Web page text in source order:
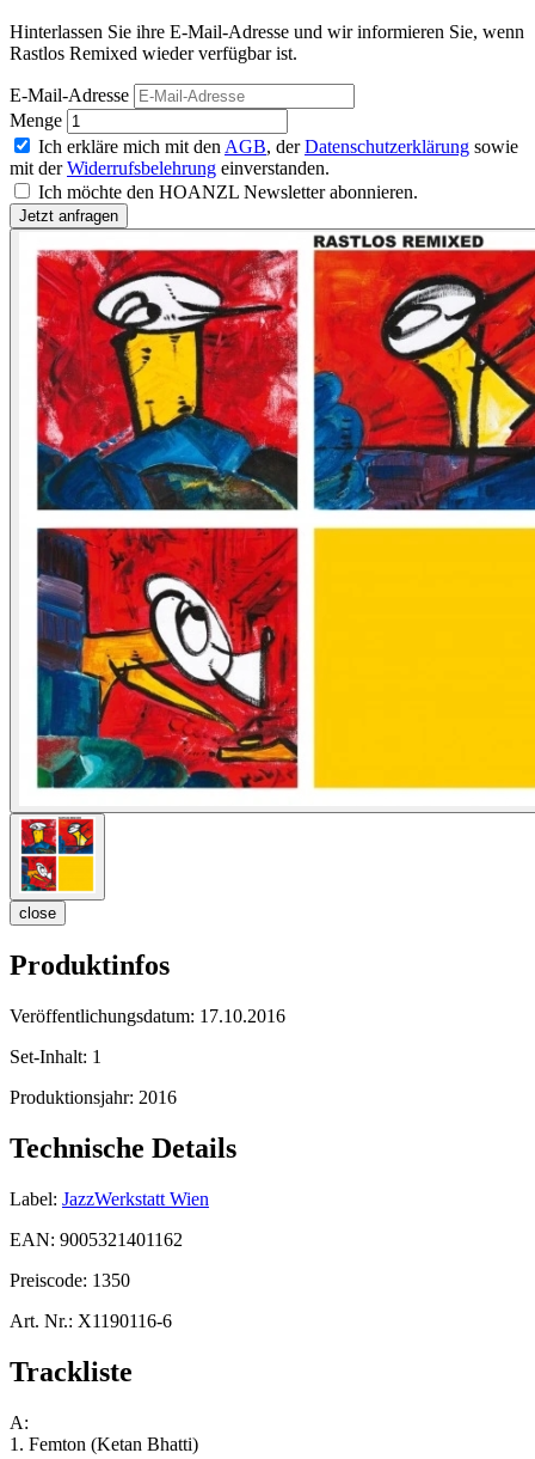
Hinterlassen Sie ihre E-Mail-Adresse und wir informieren Sie, wenn
Rastlos Remixed wieder verfügbar ist.
E-Mail-Adresse
Menge
Ich erkläre mich mit den AGB, derDatenschutzerklärung sowie
mit derWiderrufsbelehrung einverstanden.
Ich möchte den HOANZL Newsletter abonnieren.
close
Produktinfos
Veröffentlichungsdatum: 17.10.2016
Set-Inhalt: 1
Produktionsjahr: 2016
Technische Details
Label: JazzWerkstatt Wien
EAN: 9005321401162
Preiscode: 1350
Art. Nr.: X1190116-6
Trackliste
A:
1. Femton (Ketan Bhatti)